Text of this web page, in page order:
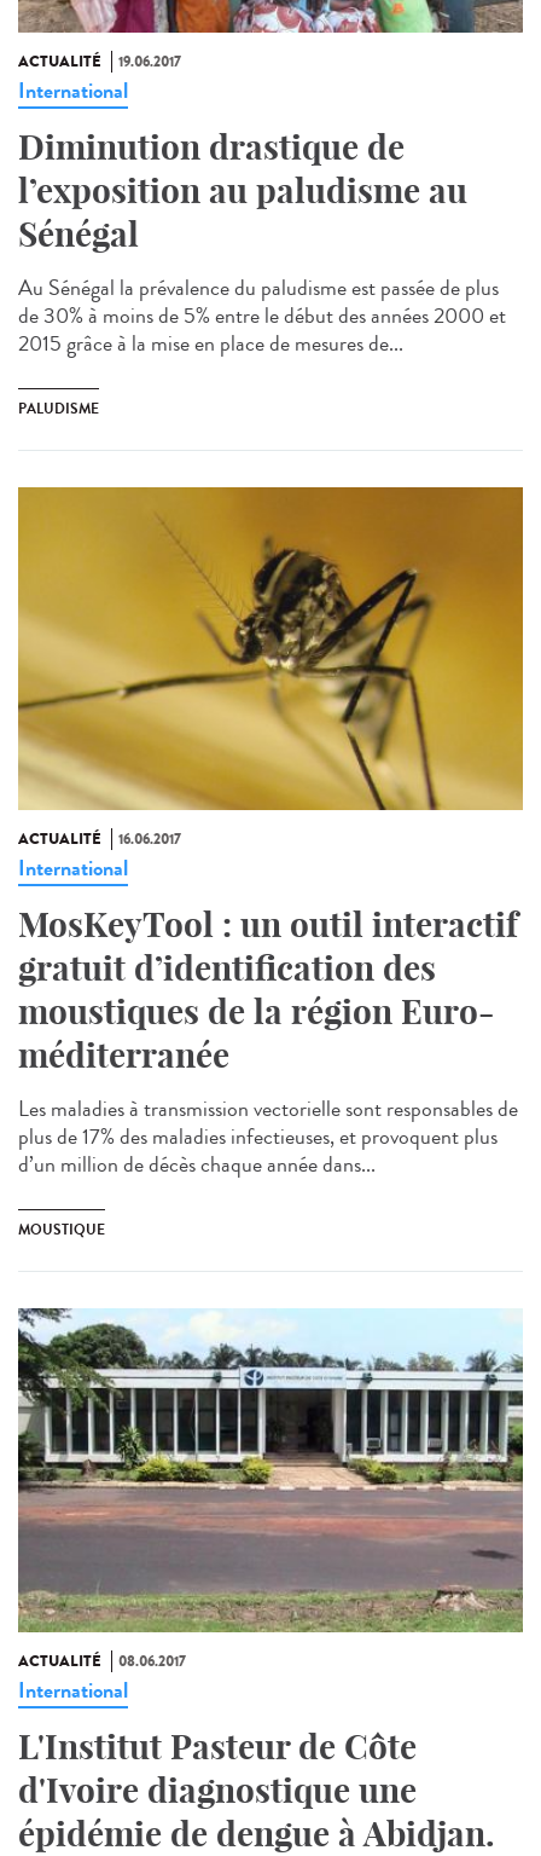
ACTUALITÉ 19.06.2017
International
Diminution drastique de
l’exposition au paludisme au
Sénégal
Au Sénégal la prévalence du paludisme est passée de plus
de 30% à moins de 5% entre le début des années 2000 et
2015 grâce à la mise en place de mesures de...
PALUDISME
ACTUALITÉ 16.06.2017
International
MosKeyTool : un outil interactif
gratuit d’identification des
moustiques de la région Euro-
méditerranée
Les maladies à transmission vectorielle sont responsables de
plus de 17% des maladies infectieuses, et provoquent plus
d’un million de décès chaque année dans...
MOUSTIQUE
ACTUALITÉ 08.06.2017
International
L'Institut Pasteur de Côte
d'Ivoire diagnostique une
épidémie de dengue à Abidjan.